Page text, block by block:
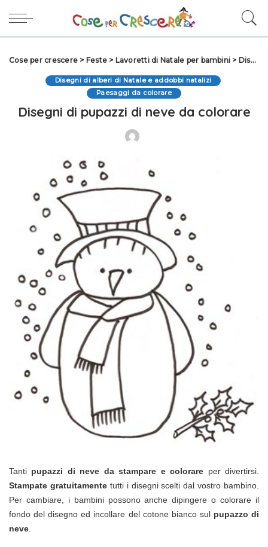
Cose per crescere > Feste > Lavoretti di Natale per bambini > Disegni di Natale
Disegni di alberi di Natale e addobbi natalizi
Paesaggi da colorare
Disegni di pupazzi di neve da colorare
Tanti pupazzi di neve da stampare e colorare per divertirsi.
Stampate gratuitamentetutti i disegni scelti dal vostro bambino.
Per cambiare, i bambini possono anche dipingere o colorare il
fondo del disegno ed incollare del cotone bianco sul pupazzo di
neve